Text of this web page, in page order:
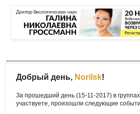
Добрый день, Norilsk!
За прошедший день (15-11-2017) в
участвуете, произошли следующие